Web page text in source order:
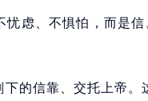
虑、不惧怕，而是
的信靠、交托上帝。